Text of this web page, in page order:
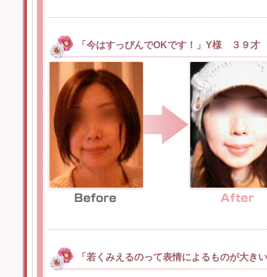
「今はすっぴんでOKです！」Y様 ３９才
「若くみえるのって表情によるものが大